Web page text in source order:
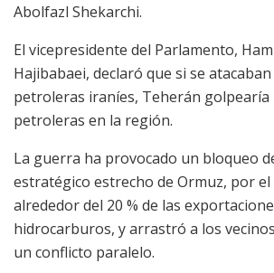
Abolfazl Shekarchi.
El vicepresidente del Parlamento,
Hajibabaei, declaró que si se
petroleras iraníes, Teherán golpearía
petroleras en la región.
La guerra ha provocado un bloqueo
estratégico estrecho de Ormuz, por el
alrededor del 20 % de las
hidrocarburos, y arrastró a los
un conflicto paralelo.